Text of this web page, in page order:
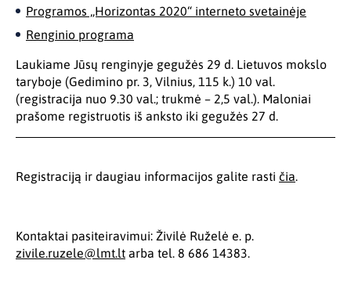
Programos „Horizontas 2020“ interneto svetainėje
Renginio programa
Laukiame Jūsų renginyje gegužės 29 d. Lietuvos mokslo
taryboje (Gedimino pr. 3, Vilnius, 115 k.) 10 val.
(registracija nuo 9.30 val.; trukmė – 2,5 val.). Maloniai
prašome registruotis iš anksto iki gegužės 27 d.
Registraciją ir daugiau informacijos galite rasti čia.
Kontaktai pasiteiravimui: Živilė Ruželė e. p.
zivile.ruzele@lmt.lt arba tel. 8 686 14383.